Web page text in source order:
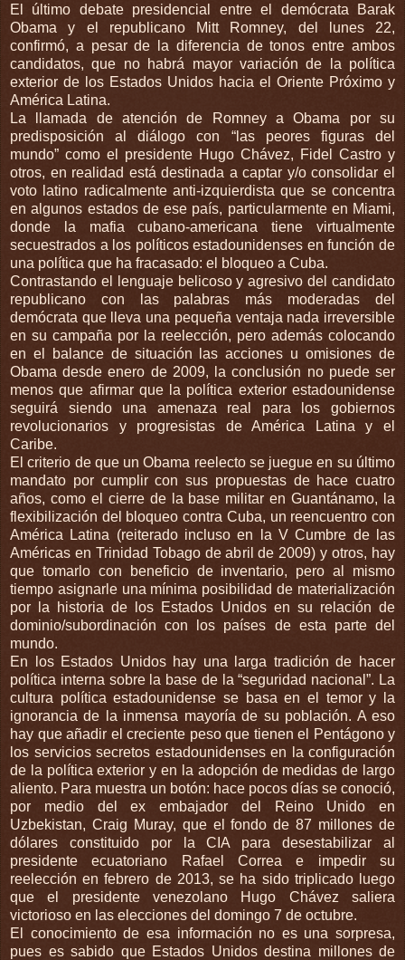
El último debate presidencial entre el demócrata Barak
Obama y el republicano Mitt Romney, del lunes 22,
confirmó, a pesar de la diferencia de tonos entre ambos
candidatos, que no habrá mayor variación de la política
exterior de los Estados Unidos hacia el Oriente Próximo y
América Latina.
La llamada de atención de Romney a Obama por su
predisposición al diálogo con “las peores figuras del
mundo” como el presidente Hugo Chávez, Fidel Castro y
otros, en realidad está destinada a captar y/o consolidar el
voto latino radicalmente anti-izquierdista que se concentra
en algunos estados de ese país, particularmente en Miami,
donde la mafia cubano-americana tiene virtualmente
secuestrados a los políticos estadounidenses en función de
una política que ha fracasado: el bloqueo a Cuba.
Contrastando el lenguaje belicoso y agresivo del candidato
republicano con las palabras más moderadas del
demócrata que lleva una pequeña ventaja nada irreversible
en su campaña por la reelección, pero además colocando
en el balance de situación las acciones u omisiones de
Obama desde enero de 2009, la conclusión no puede ser
menos que afirmar que la política exterior estadounidense
seguirá siendo una amenaza real para los gobiernos
revolucionarios y progresistas de América Latina y el
Caribe.
El criterio de que un Obama reelecto se juegue en su último
mandato por cumplir con sus propuestas de hace cuatro
años, como el cierre de la base militar en Guantánamo, la
flexibilización del bloqueo contra Cuba, un reencuentro con
América Latina (reiterado incluso en la V Cumbre de las
Américas en Trinidad Tobago de abril de 2009) y otros, hay
que tomarlo con beneficio de inventario, pero al mismo
tiempo asignarle una mínima posibilidad de materialización
por la historia de los Estados Unidos en su relación de
dominio/subordinación con los países de esta parte del
mundo.
En los Estados Unidos hay una larga tradición de hacer
política interna sobre la base de la “seguridad nacional”. La
cultura política estadounidense se basa en el temor y la
ignorancia de la inmensa mayoría de su población. A eso
hay que añadir el creciente peso que tienen el Pentágono y
los servicios secretos estadounidenses en la configuración
de la política exterior y en la adopción de medidas de largo
aliento. Para muestra un botón: hace pocos días se conoció,
por medio del ex embajador del Reino Unido en
Uzbekistan, Craig Muray, que el fondo de 87 millones de
dólares constituido por la CIA para desestabilizar al
presidente ecuatoriano Rafael Correa e impedir su
reelección en febrero de 2013, se ha sido triplicado luego
que el presidente venezolano Hugo Chávez saliera
victorioso en las elecciones del domingo 7 de octubre.
El conocimiento de esa información no es una sorpresa,
pues es sabido que Estados Unidos destina millones de